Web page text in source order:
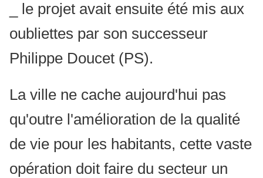
_ le projet avait ensuite été mis aux
oubliettes par son successeur
Philippe Doucet (PS).
La ville ne cache aujourd'hui pas
qu'outre l'amélioration de la qualité
de vie pour les habitants, cette vaste
opération doit faire du secteur un